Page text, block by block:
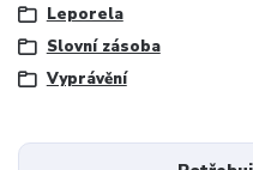
Leporela
Slovní zásoba
Vyprávění